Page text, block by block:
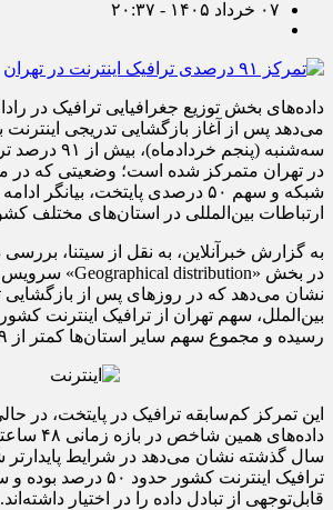
۰۷ خرداد ۱۴۰۵ - ۲۰:۳۷
داده‌های بخش توزیع جغرافیایی ترافیک در
می‌دهد پس از آغاز بازگشایی تدریجی اینترنت
سه‌شنبه (پنجم
در تهران متمرکز شده است؛ وضعیتی که در
شبکه و سهم ۵۰ درصدی پایتخت، بیانگر
ارتباطات بین‌المللی در استان‌های مختلف
به گزارش خبرآنلاین، به نقل از سیتنا،
نشان می‌دهد که در روزهای پس از بازگشایی
رسیده و مجموع سهم سایر استان‌ها کمتر از ۹ درصد بوده است.
این تمرکز کم‌سابقه ترافیک در پایتخت، در
داده‌های
سال گذشته نشان می‌دهد در شرایط پایدارتر
ترافیک اینترنت کشور
قابل‌توجهی از تبادل داده را در اختیار داشته‌اند.